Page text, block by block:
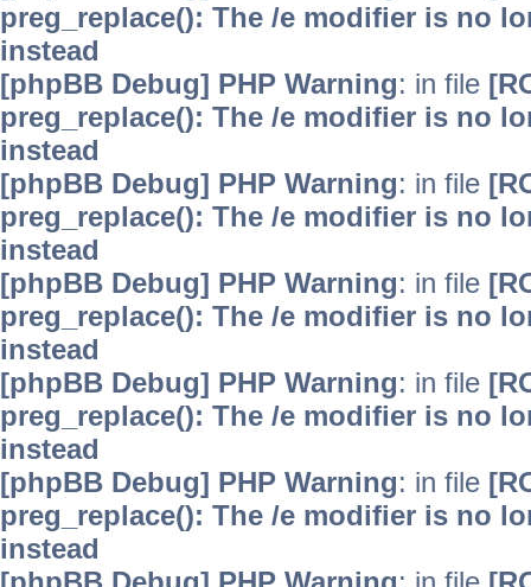
preg_replace(): The /e modifier is no
instead
[phpBB Debug] PHP Warning: in file
preg_replace(): The /e modifier is no
instead
[phpBB Debug] PHP Warning: in file
preg_replace(): The /e modifier is no
instead
[phpBB Debug] PHP Warning: in file
preg_replace(): The /e modifier is no
instead
[phpBB Debug] PHP Warning: in file
preg_replace(): The /e modifier is no
instead
[phpBB Debug] PHP Warning: in file
preg_replace(): The /e modifier is no
instead